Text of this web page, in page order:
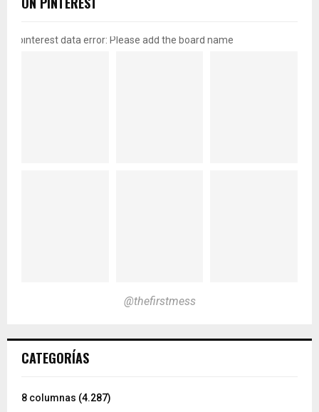
pinterest data error: Please add the board name
@thefirstmess
CATEGORÍAS
8 columnas (4.287)